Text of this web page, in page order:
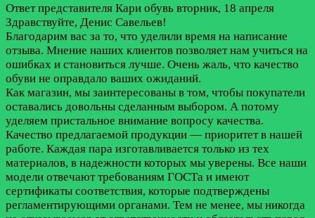
Ответ представителя Кари обувь вторник, 18 апреля
Здравствуйте, Денис Савельев!
Благодарим вас за то, что уделили время на написание
отзыва. Мнение наших клиентов позволяет нам учиться на
ошибках и становиться лучше. Очень жаль, что качество
обуви не оправдало ваших ожиданий.
Как магазин, мы заинтересованы в том, чтобы покупатели
оставались довольны сделанным выбором. А потому
уделяем пристальное внимание вопросу качества.
Качество предлагаемой продукции — приоритет в нашей
работе. Каждая пара изготавливается только из тех
материалов, в надежности которых мы уверены. Все наши
модели отвечают требованиям ГОСТа и имеют
сертификаты соответствия, которые подтверждены
регламентирующими органами. Тем не менее, мы никогда